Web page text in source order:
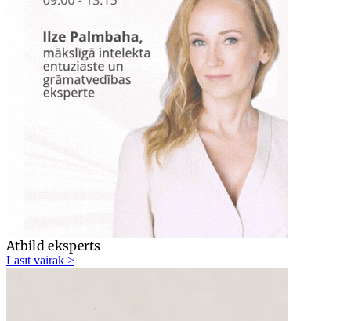
Atbild eksperts
Lasīt vairāk >